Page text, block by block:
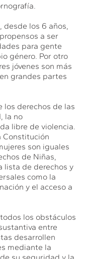
desde los 6 años,
a ser
para gente
género. Por otro
jóvenes son más
grandes partes
los derechos de las
la no
libre de violencia.
Constitución
son iguales
de Niñas,
lista de derechos y
como la
y el acceso a
los obstáculos
entre
desarrollen
mediante la